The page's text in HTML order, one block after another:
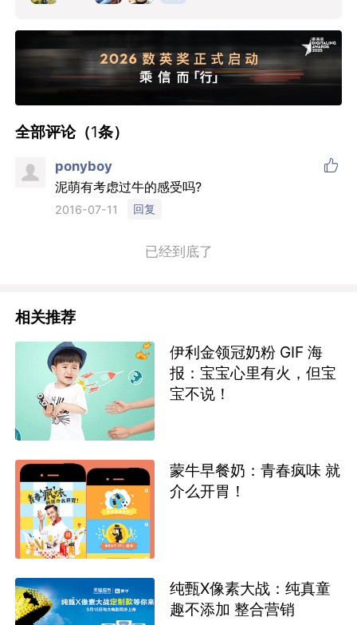
全部评论（1条）
ponyboy 
泥萌有考虑过牛的感受吗?
2016-07-11 回复
已经到底了
相关推荐
伊利金领冠奶粉 GIF 海
报：宝宝心里有火，但宝
宝不说！
蒙牛早餐奶：青春疯味 就
介么开胃！
纯甄X像素大战：纯真童
趣不添加 整合营销